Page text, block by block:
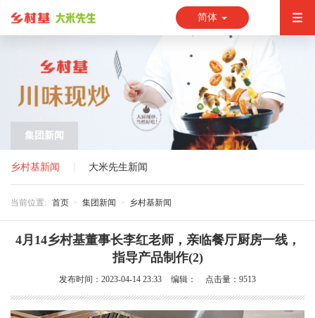
简体
乡村基新闻 大米先生新闻
当前位置: 首页 集团新闻 乡村基新闻
集团新闻
4月14乡村基董事长李红老师，亲临餐厅厨房一线，
指导产品制作(2)
发布时间：2023-04-14 23:33 编辑： 点击量：9513